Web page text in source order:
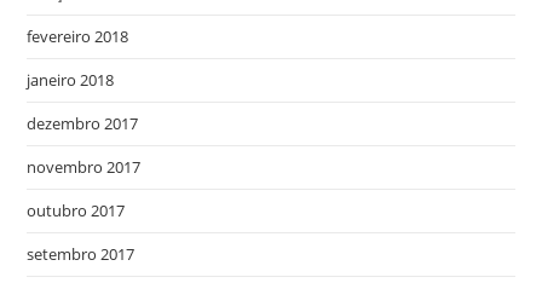
fevereiro 2018
janeiro 2018
dezembro 2017
novembro 2017
outubro 2017
setembro 2017